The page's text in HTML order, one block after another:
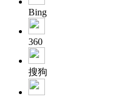
Bing
360
搜狗